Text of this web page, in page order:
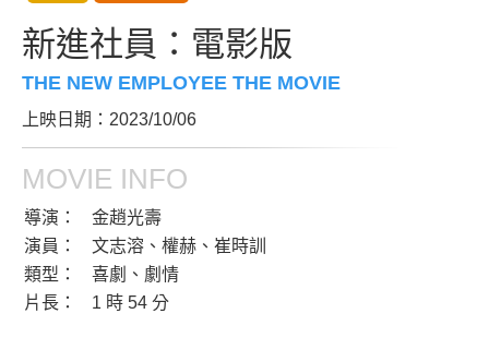
新進社員：電影版
THE NEW EMPLOYEE THE MOVIE
上映日期：2023/10/06
MOVIE INFO
導演：
金趙光壽
演員：
文志溶、權赫、崔時訓
類型：
喜劇、劇情
片長：
1 時 54 分